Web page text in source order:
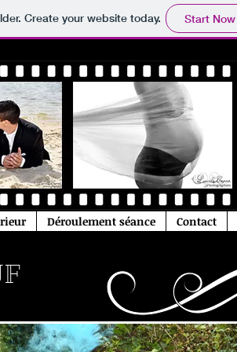
Create your website today. Start Now
Déroulement séance Contact